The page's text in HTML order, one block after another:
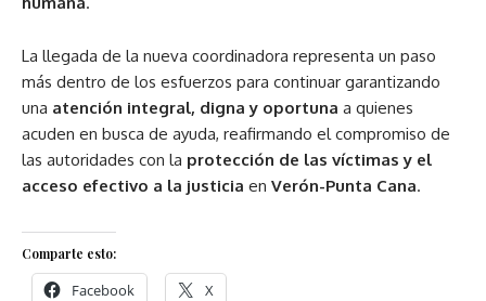
La llegada de la nueva coordinadora representa un paso
más dentro de los esfuerzos para continuar garantizando
una atención integral, digna y oportuna a quienes
acuden en busca de ayuda, reafirmando el compromiso de
las autoridades con la protección de las víctimas y el
acceso efectivo a la justicia en Verón-Punta Cana.
Comparte esto:
Facebook X